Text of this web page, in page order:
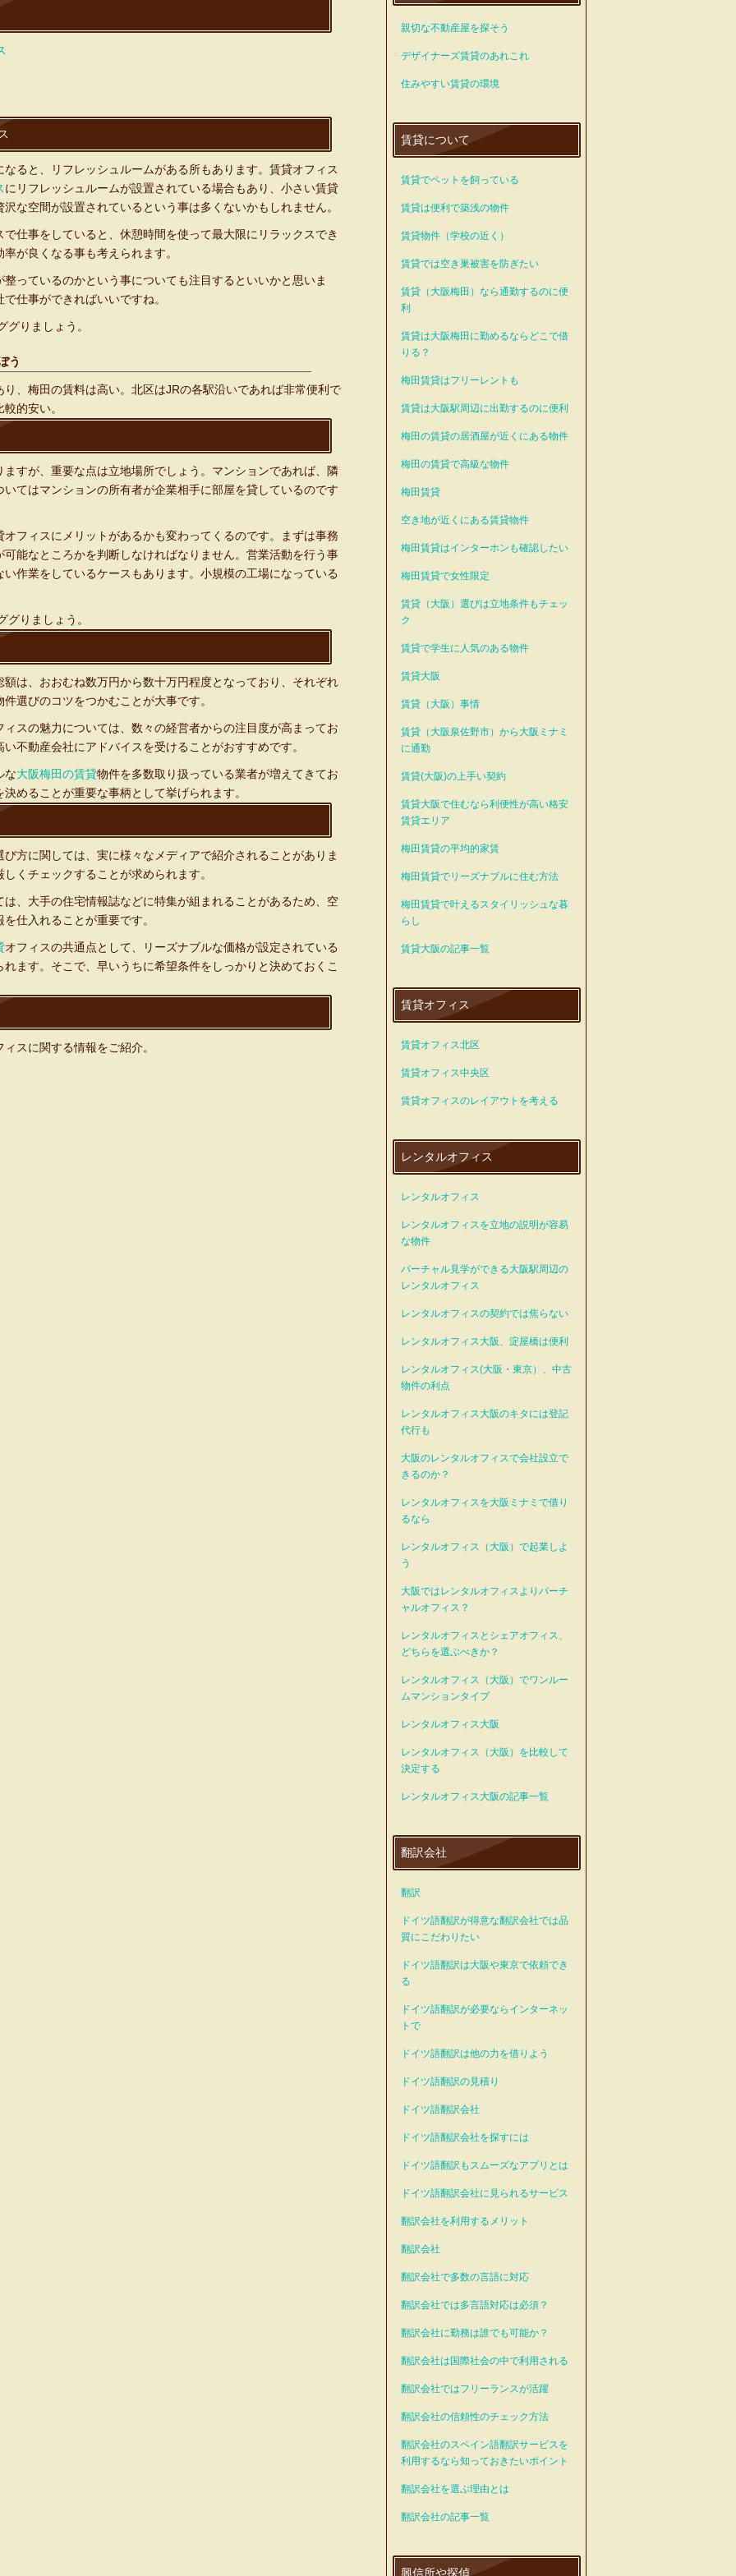
なると、リフレッシュルームがある所もあります。賃貸オフィス
にリフレッシュルームが設置されている場合もあり、小さい賃貸
な空間が設置されているという事は多くないかもしれません。
で仕事をしていると、休憩時間を使って最大限にリラックスでき
が良くなる事も考えられます。
っているのかという事についても注目するといいかと思いま
仕事ができればいいですね。
グりましょう。
う
、梅田の賃料は高い。北区はJRの各駅沿いであれば非常便利で
的安い。
すが、重要な点は立地場所でしょう。マンションであれば、隣
てはマンションの所有者が企業相手に部屋を貸しているのです
フィスにメリットがあるかも変わってくるのです。まずは事務
能なところかを判断しなければなりません。営業活動を行う事
作業をしているケースもあります。小規模の工場になっている
グりましょう。
額は、おおむね数万円から数十万円程度となっており、それぞれ
選びのコツをつかむことが大事です。
スの魅力については、数々の経営者からの注目度が高まってお
不動産会社にアドバイスを受けることがおすすめです。
な大阪梅田の賃貸物件を多数取り扱っている業者が増えてきてお
めることが重要な事柄として挙げられます。
び方に関しては、実に様々なメディアで紹介されることがありま
くチェックすることが求められます。
、大手の住宅情報誌などに特集が組まれることがあるため、空
仕入れることが重要です。
オフィスの共通点として、リーズナブルな価格が設定されている
ます。そこで、早いうちに希望条件をしっかりと決めておくこ
スに関する情報をご紹介。
親切な不動産屋を探そう
デザイナーズ賃貸のあれこれ
住みやすい賃貸の環境
賃貸について
賃貸でペットを飼っている
賃貸は便利で築浅の物件
賃貸物件（学校の近く）
賃貸では空き巣被害を防ぎたい
賃貸（大阪梅田）なら通勤するのに便
利
賃貸は大阪梅田に勤めるならどこで借
りる？
梅田賃貸はフリーレントも
賃貸は大阪駅周辺に出勤するのに便利
梅田の賃貸の居酒屋が近くにある物件
梅田の賃貸で高級な物件
梅田賃貸
空き地が近くにある賃貸物件
梅田賃貸はインターホンも確認したい
梅田賃貸で女性限定
賃貸（大阪）選びは立地条件もチェッ
ク
賃貸で学生に人気のある物件
賃貸大阪
賃貸（大阪）事情
賃貸（大阪泉佐野市）から大阪ミナミ
に通勤
賃貸(大阪)の上手い契約
賃貸大阪で住むなら利便性が高い格安
賃貸エリア
梅田賃貸の平均的家賃
梅田賃貸でリーズナブルに住む方法
梅田賃貸で叶えるスタイリッシュな暮
らし
賃貸大阪の記事一覧
賃貸オフィス
賃貸オフィス北区
賃貸オフィス中央区
賃貸オフィスのレイアウトを考える
レンタルオフィス
レンタルオフィス
レンタルオフィスを立地の説明が容易
な物件
バーチャル見学ができる大阪駅周辺の
レンタルオフィス
レンタルオフィスの契約では焦らない
レンタルオフィス大阪、淀屋橋は便利
レンタルオフィス(大阪・東京）、中古
物件の利点
レンタルオフィス大阪のキタには登記
代行も
大阪のレンタルオフィスで会社設立で
きるのか？
レンタルオフィスを大阪ミナミで借り
るなら
レンタルオフィス（大阪）で起業しよ
う
大阪ではレンタルオフィスよりバーチ
ャルオフィス？
レンタルオフィスとシェアオフィス、
どちらを選ぶべきか？
レンタルオフィス（大阪）でワンルー
ムマンションタイプ
レンタルオフィス大阪
レンタルオフィス（大阪）を比較して
決定する
レンタルオフィス大阪の記事一覧
翻訳会社
翻訳
ドイツ語翻訳が得意な翻訳会社では品
質にこだわりたい
ドイツ語翻訳は大阪や東京で依頼でき
る
ドイツ語翻訳が必要ならインターネッ
トで
ドイツ語翻訳は他の力を借りよう
ドイツ語翻訳の見積り
ドイツ語翻訳会社
ドイツ語翻訳会社を探すには
ドイツ語翻訳もスムーズなアプリとは
ドイツ語翻訳会社に見られるサービス
翻訳会社を利用するメリット
翻訳会社
翻訳会社で多数の言語に対応
翻訳会社では多言語対応は必須？
翻訳会社に勤務は誰でも可能か？
翻訳会社は国際社会の中で利用される
翻訳会社ではフリーランスが活躍
翻訳会社の信頼性のチェック方法
翻訳会社のスペイン語翻訳サービスを
利用するなら知っておきたいポイント
翻訳会社を選ぶ理由とは
翻訳会社の記事一覧
興信所や探偵